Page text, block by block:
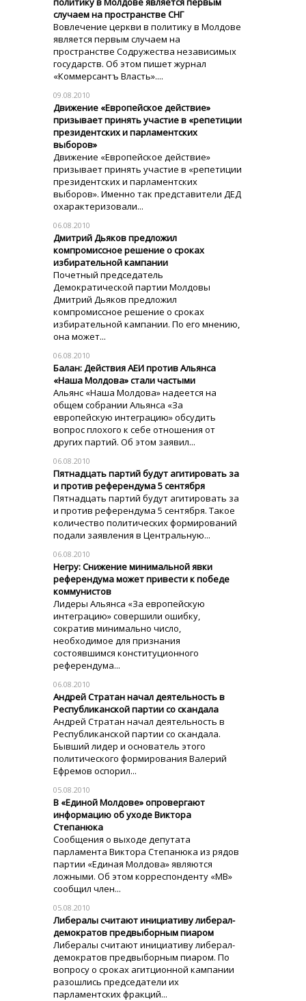
случаем на пространстве СНГ
Вовлечение церкви в политику в Молдове
является первым случаем на
пространстве Содружества независимых
государств. Об этом пишет журнал
«Коммерсантъ Власть»....
09.08.2010
Движение «Европейское действие»
призывает принять участие в «репетиции
президентских и парламентских
выборов»
Движение «Европейское действие»
призывает принять участие в «репетиции
президентских и парламентских
выборов». Именно так представители ДЕД
охарактеризовали...
06.08.2010
Дмитрий Дьяков предложил
компромиссное решение о сроках
избирательной кампании
Почетный председатель
Демократической партии Молдовы
Дмитрий Дьяков предложил
компромиссное решение о сроках
избирательной кампании. По его мнению,
она может...
06.08.2010
Балан: Действия АЕИ против Альянса
«Наша Молдова» стали частыми
Альянс «Наша Молдова» надеется на
общем собрании Альянса «За
европейскую интеграцию» обсудить
вопрос плохого к себе отношения от
других партий. Об этом заявил...
06.08.2010
Пятнадцать партий будут агитировать за
и против референдума 5 сентября
Пятнадцать партий будут агитировать за
и против референдума 5 сентября. Такое
количество политических формирований
подали заявления в Центральную...
06.08.2010
Негру: Снижение минимальной явки
референдума может привести к победе
коммунистов
Лидеры Альянса «За европейскую
интеграцию» совершили ошибку,
сократив минимально число,
необходимое для признания
состоявшимся конституционного
референдума...
06.08.2010
Андрей Стратан начал деятельность в
Республиканской партии со скандала
Андрей Стратан начал деятельность в
Республиканской партии со скандала.
Бывший лидер и основатель этого
политического формирования Валерий
Ефремов оспорил...
05.08.2010
В «Единой Молдове» опровергают
информацию об уходе Виктора
Степанюка
Сообщения о выходе депутата
парламента Виктора Степанюка из рядов
партии «Единая Молдова» являются
ложными. Об этом корреспонденту «МВ»
сообщил член...
05.08.2010
Либералы считают инициативу либерал-
демократов предвыборным пиаром
Либералы считают инициативу либерал-
демократов предвыборным пиаром. По
вопросу о сроках агитционной кампании
разошлись председатели их
парламентских фракций...